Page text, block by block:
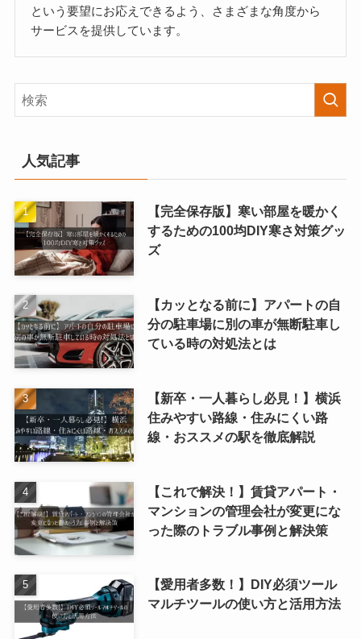
という要望にお応えできるよう、さまざまな角度から
サービスを提供しています。
人気記事
【完全保存版】寒い部屋を暖かく
するための100均DIY寒さ対策グッ
ズ
【カッとなる前に】アパートの自
分の駐車場に別の車が無断駐車し
ている時の対処法とは
【新卒・一人暮らし必見！】横浜
住みやすい路線・住みにくい路
線・おススメの駅を徹底解説
【これで解決！】賃貸アパート・
マンションの管理会社が変更にな
った際のトラブル事例と解決策
【愛用者多数！】DIY必須ツール
マルチツールの使い方と活用方法